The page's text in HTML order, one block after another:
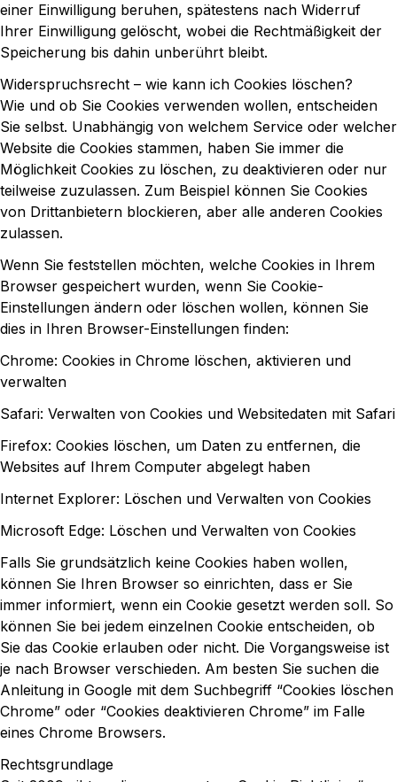
einer Einwilligung beruhen, spätestens nach Widerruf
Ihrer Einwilligung gelöscht, wobei die Rechtmäßigkeit der
Speicherung bis dahin unberührt bleibt.
Widerspruchsrecht – wie kann ich Cookies löschen?
Wie und ob Sie Cookies verwenden wollen, entscheiden
Sie selbst. Unabhängig von welchem Service oder welcher
Website die Cookies stammen, haben Sie immer die
Möglichkeit Cookies zu löschen, zu deaktivieren oder nur
teilweise zuzulassen. Zum Beispiel können Sie Cookies
von Drittanbietern blockieren, aber alle anderen Cookies
zulassen.
Wenn Sie feststellen möchten, welche Cookies in Ihrem
Browser gespeichert wurden, wenn Sie Cookie-
Einstellungen ändern oder löschen wollen, können Sie
dies in Ihren Browser-Einstellungen finden:
Chrome: Cookies in Chrome löschen, aktivieren und
verwalten
Safari: Verwalten von Cookies und Websitedaten mit Safari
Firefox: Cookies löschen, um Daten zu entfernen, die
Websites auf Ihrem Computer abgelegt haben
Internet Explorer: Löschen und Verwalten von Cookies
Microsoft Edge: Löschen und Verwalten von Cookies
Falls Sie grundsätzlich keine Cookies haben wollen,
können Sie Ihren Browser so einrichten, dass er Sie
immer informiert, wenn ein Cookie gesetzt werden soll. So
können Sie bei jedem einzelnen Cookie entscheiden, ob
Sie das Cookie erlauben oder nicht. Die Vorgangsweise ist
je nach Browser verschieden. Am besten Sie suchen die
Anleitung in Google mit dem Suchbegriff “Cookies löschen
Chrome” oder “Cookies deaktivieren Chrome” im Falle
eines Chrome Browsers.
Rechtsgrundlage